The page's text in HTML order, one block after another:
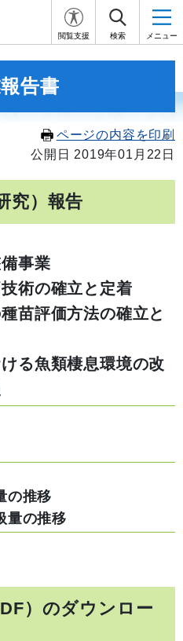
閲覧支援 検索 メニュー
告書
ページの内容を印刷
公開日 2019年01月22日
究）報告
事業
術の確立と定着
苗評価方法の確立と
る魚類棲息環境の改
の推移
量の推移
）のダウンロー